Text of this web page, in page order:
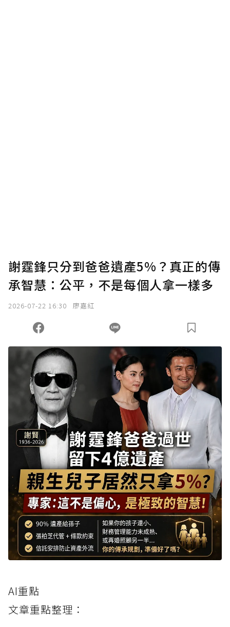
謝霆鋒只分到爸爸遺產5%？真正的傳
承智慧：公平，不是每個人拿一樣多
2026-07-22 16:30 廖嘉紅
AI重點
文章重點整理：